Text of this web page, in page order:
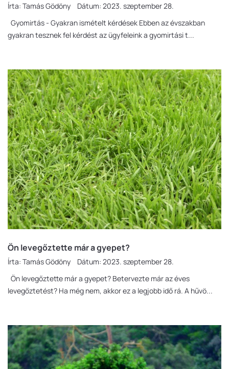
Írta: Tamás Gödöny Dátum: 2023. szeptember 28.
Gyomirtás - Gyakran ismételt kérdések Ebben az évszakban
gyakran tesznek fel kérdést az ügyfeleink a gyomirtási t...
Ön levegőztette már a gyepet?
Írta: Tamás Gödöny Dátum: 2023. szeptember 28.
Ön levegőztette már a gyepet? Betervezte már az éves
levegőztetést? Ha még nem, akkor ez a legjobb idő rá. A hűvö...